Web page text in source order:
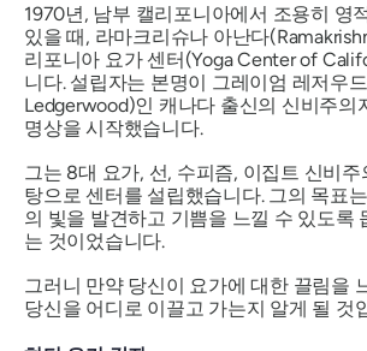
1970년, 남부 캘리포니아에서 조용히 영
있을 때, 라마크리슈나 아난다
리포니아 요가 센터(Yoga Center of
니다. 설립자는 본명이 그레이엄 레저우
Ledgerwood)인 캐나다 출신의 신비주의
명상을 시작했습니다.
그는 8대 요가, 선, 수피즘, 이집트 신비
탕으로 센터를 설립했습니다. 그의 목표
의 빛을 발견하고 기쁨을 느낄 수 있도록
는 것이었습니다.
그러니 만약 당신이 요가에 대한 끌림을
당신을 어디로 이끌고 가는지 알게 될 것